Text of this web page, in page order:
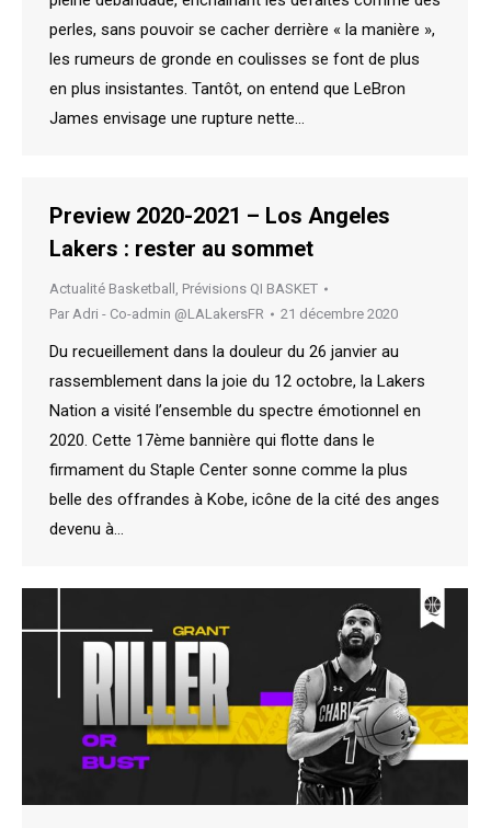
perles, sans pouvoir se cacher derrière « la manière »,
les rumeurs de gronde en coulisses se font de plus
en plus insistantes. Tantôt, on entend que LeBron
James envisage une rupture nette…
Preview 2020-2021 – Los Angeles
Lakers : rester au sommet
Actualité Basketball , Prévisions QI BASKET
Par Adri - Co-admin @LALakersFR 21 décembre 2020
Du recueillement dans la douleur du 26 janvier au
rassemblement dans la joie du 12 octobre, la Lakers
Nation a visité l’ensemble du spectre émotionnel en
2020. Cette 17ème bannière qui flotte dans le
firmament du Staple Center sonne comme la plus
belle des offrandes à Kobe, icône de la cité des anges
devenu à…